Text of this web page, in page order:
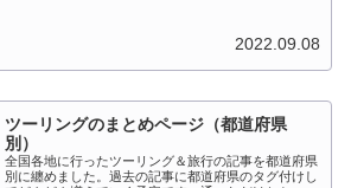
2022.09.08
ツーリングのまとめページ（都道府県
別）
全国各地に行ったツーリング＆旅行の記事を都道府県
別に纏めました。過去の記事に都道府県のタグ付けし